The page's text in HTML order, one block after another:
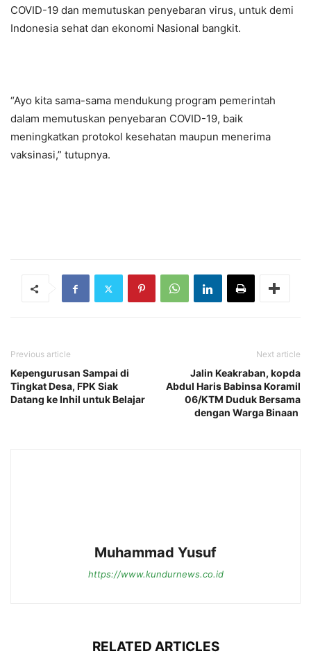
COVID-19 dan memutuskan penyebaran virus, untuk demi
Indonesia sehat dan ekonomi Nasional bangkit.
“Ayo kita sama-sama mendukung program pemerintah
dalam memutuskan penyebaran COVID-19, baik
meningkatkan protokol kesehatan maupun menerima
vaksinasi,” tutupnya.
Previous article
Kepengurusan Sampai di
Tingkat Desa, FPK Siak
Datang ke Inhil untuk Belajar
Next article
Jalin Keakraban, kopda
Abdul Haris Babinsa Koramil
06/KTM Duduk Bersama
dengan Warga Binaan
Muhammad Yusuf
https://www.kundurnews.co.id
RELATED ARTICLES